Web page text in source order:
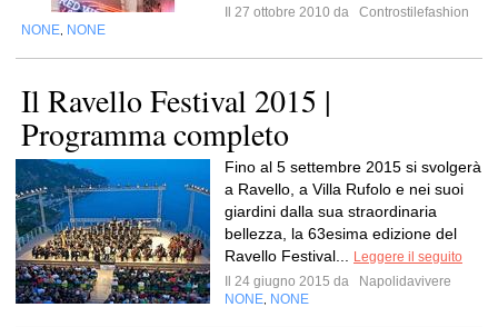
Il 27 ottobre 2010 da
Controstilefashion
NONE NONE
Il Ravello Festival 2015 |
Programma completo
Fino al 5 settembre 2015 si svolgerà
a Ravello, a Villa Rufolo e nei suoi
giardini dalla sua straordinaria
bellezza, la 63esima edizione del
Ravello Festival...
Leggere il seguito
Il 24 giugno 2015 da
Napolidavivere
NONE NONE